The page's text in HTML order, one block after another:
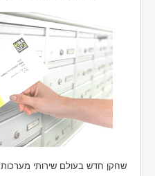
שחקן חדש בעולם שירותי מערכות BI עם גישה שונה - BINA.